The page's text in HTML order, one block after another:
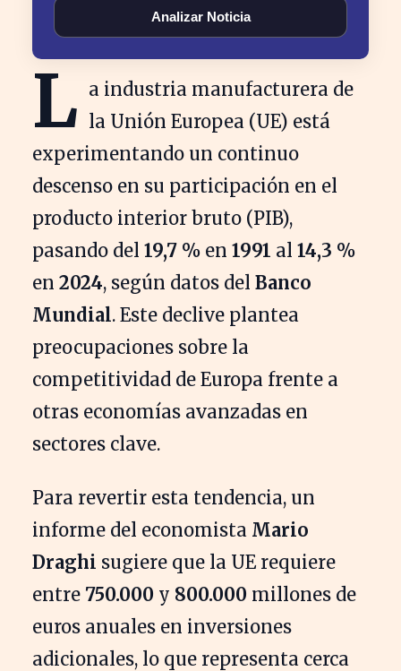
Analizar Noticia
L a industria manufacturera de
la Unión Europea (UE) está
experimentando un continuo
descenso en su participación en el
producto interior bruto (PIB),
pasando del 19,7 % en 1991 al 14,3 %
en 2024, según datos del Banco
Mundial. Este declive plantea
preocupaciones sobre la
competitividad de Europa frente a
otras economías avanzadas en
sectores clave.
Para revertir esta tendencia, un
informe del economista Mario
Draghi sugiere que la UE requiere
entre 750.000 y 800.000 millones de
euros anuales en inversiones
adicionales, lo que representa cerca